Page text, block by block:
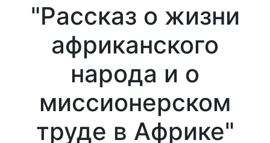
"Рассказ о жизни
африканского
народа и о
миссионерском
труде в Африке"